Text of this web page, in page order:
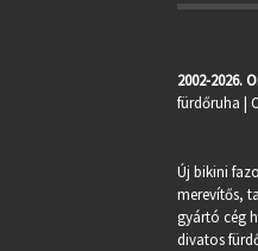
2002-2026.
fürdőruha |
Új bikini
merevítős,
gyártó cég
divatos